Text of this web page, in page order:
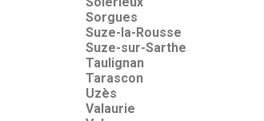
Sorgues
Suze-la-Rousse
Suze-sur-Sarthe
Taulignan
Tarascon
Uzès
Valaurie